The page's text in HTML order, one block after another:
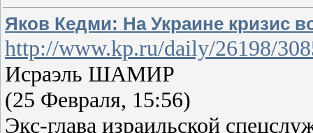
Яков Кедми: На Украине кризис
http://www.kp.ru/daily/26198/
Исраэль ШАМИР
(25 Февраля, 15:56)
Экс-глава израильской